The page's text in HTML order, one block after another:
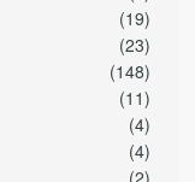
(19)
(23)
(148)
(11)
(4)
(4)